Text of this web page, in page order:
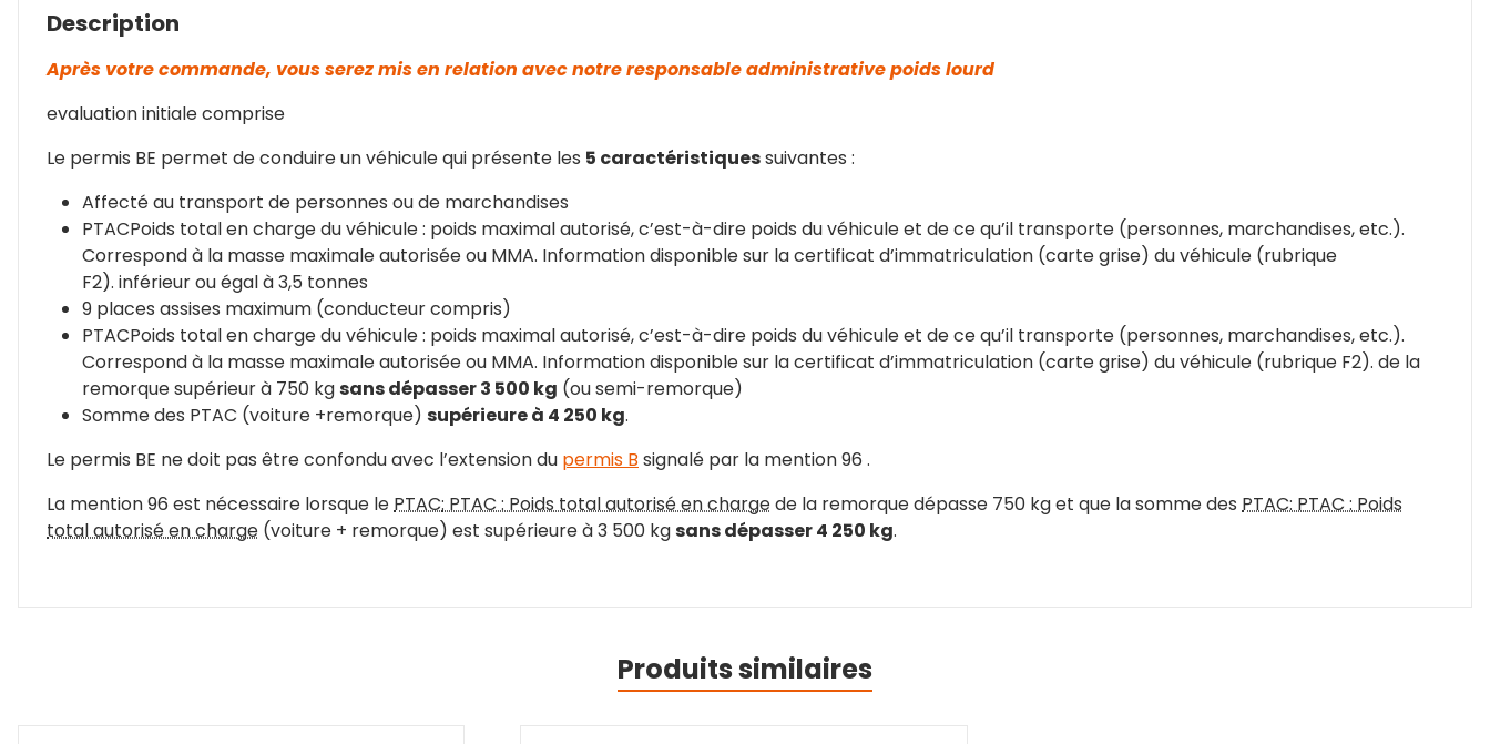
Description
Après votre commande, vous serez mis en relation avec notre responsable administrative poids lourd
evaluation initiale comprise
Le permis BE permet de conduire un véhicule qui présente les 5 caractéristiquessuivantes :
Affecté au transport de personnes ou de marchandises
PTACPoids total en charge du véhicule : poids maximal autorisé, c’est-à-dire poids du véhicule et de ce qu’il transporte (personnes, marchandises, etc.).
Correspond à la masse maximale autorisée ou MMA. Information disponible sur la certificat d’immatriculation (carte grise) du véhicule (rubrique
F2). inférieur ou égal à 3,5 tonnes
9 places assises maximum (conducteur compris)
PTACPoids total en charge du véhicule : poids maximal autorisé, c’est-à-dire poids du véhicule et de ce qu’il transporte (personnes, marchandises, etc.).
Correspond à la masse maximale autorisée ou MMA. Information disponible sur la certificat d’immatriculation (carte grise) du véhicule (rubrique F2). de la
remorque supérieur à 750 kgsans dépasser 3 500 kg (ou semi-remorque)
Somme des PTAC (voiture +remorque) supérieure à 4 250 kg.
Le permis BE ne doit pas être confondu avec l’extension du permis B signalé par la mention 96 .
La mention 96 est nécessaire lorsque lePTAC: PTAC : Poids total autorisé en chargede la remorque dépasse 750 kg et que la somme des PTAC: PTAC : Poids
total autorisé en charge (voiture + remorque) est supérieure à 3 500 kgsans dépasser 4 250 kg.
Produits similaires